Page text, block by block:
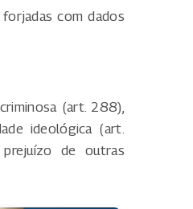
com dados
(art. 288),
ideológica (art.
de outras